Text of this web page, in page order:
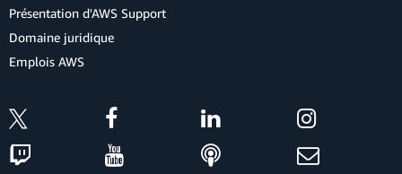
Présentation d'AWS Support
Domaine juridique
Emplois AWS